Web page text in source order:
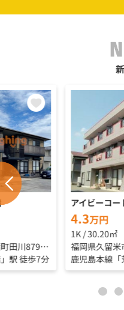
福岡県久留米市三潴町田川879-15
駅 徒歩7分
アイビーコー
4.3万円
1K / 30.20㎡
福岡県久留
鹿児島本線